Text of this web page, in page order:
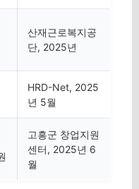
산재근로복지공
단, 2025년
HRD-Net, 2025
년 5월
고흥군 창업지원
센터, 2025년 6
월